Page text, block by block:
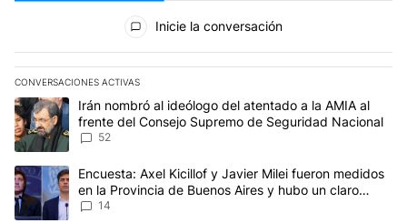
Todos los comentarios
Inicie la conversación
CONVERSACIONES ACTIVAS
Este listado muestra los artículos con más comentarios en los
Un artículo de tendencia con el título "Irán nombró al ideólogo
Irán nombró al ideólogo del atentado a la AMIA al
frente del Consejo Supremo de Seguridad Nacional
52
Un artículo de tendencia con el título "Encuesta: Axel Kicillof y
Encuesta: Axel Kicillof y Javier Milei fueron medidos
en la Provincia de Buenos Aires y hubo un claro
ganador
14